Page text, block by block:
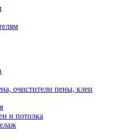
очистители пены, клеи
и потолка